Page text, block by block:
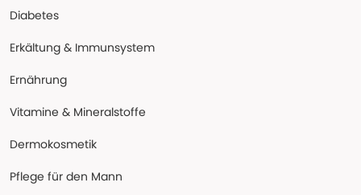
Diabetes
Erkältung & Immunsystem
Ernährung
Vitamine & Mineralstoffe
Dermokosmetik
Pflege für den Mann